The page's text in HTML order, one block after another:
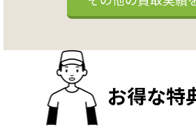
お得な特